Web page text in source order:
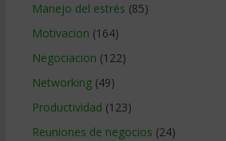
Manejo del estrés (85)
Motivacion (164)
Negociacion (122)
Networking(49)
Productividad (123)
Reuniones de negocios (24)